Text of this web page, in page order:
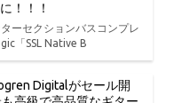
！！！
ターセクションバスコンプレ
「SSL Native B
Digitalがセール開